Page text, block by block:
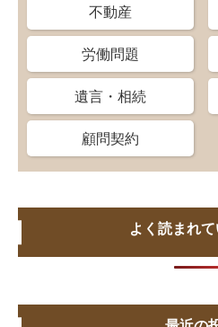
不動産
労働問題
遺言・相続
顧問契約
よく読まれ